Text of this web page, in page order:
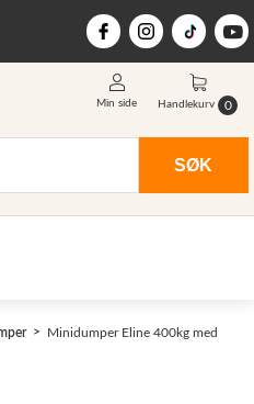
SØK
Min side Handlekurv 0
Minidumper Eline 400kg med